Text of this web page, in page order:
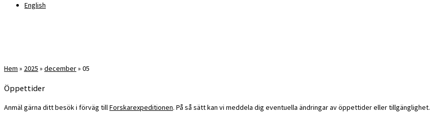
English
Hem » 2025 » december» 05
Öppettider
Anmäl gärna ditt besök i förväg tillForskarexpeditionen. På så sätt kan vi meddela dig eventuella ändringar av öppettider eller tillgänglighet.